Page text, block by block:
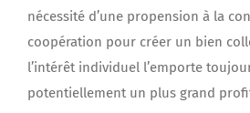
nécessité d’une propension à la
coopération pour créer un bien
l’intérêt individuel l’emporte
potentiellement un plus grand